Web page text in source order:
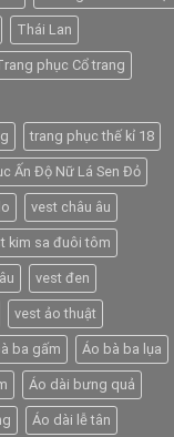
Thái Lan
phục Cổ trang
trang phục thế kỉ 18
Ấn Độ Nữ Lá Sen Đỏ
vest châu âu
kim sa đuôi tôm
vest đen
vest ảo thuật
ba gấm Áo bà ba lụa
Áo dài bưng quả
Áo dài lễ tân